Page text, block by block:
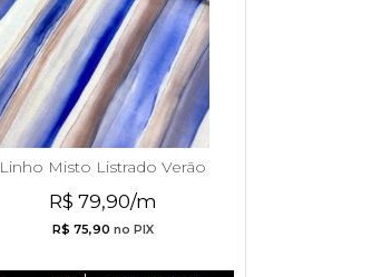
Linho Misto Listrado Verão
R$ 79,90/m
R$ 75,90 no PIX